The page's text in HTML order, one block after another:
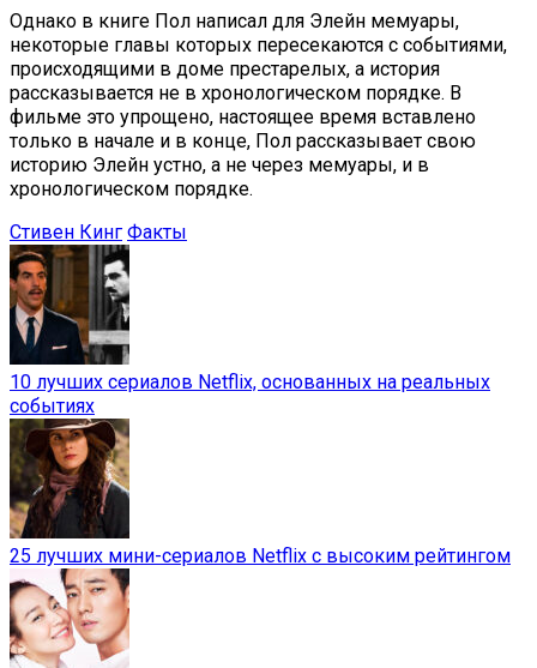
Однако в книге Пол написал для Элейн мемуары,
некоторые главы которых пересекаются с событиями,
происходящими в доме престарелых, а история
рассказывается не в хронологическом порядке. В
фильме это упрощено, настоящее время вставлено
только в начале и в конце, Пол рассказывает свою
историю Элейн устно, а не через мемуары, и в
хронологическом порядке.
Стивен Кинг Факты
10 лучших сериалов Netflix, основанных на реальных
событиях
25 лучших мини-сериалов Netflix с высоким рейтингом